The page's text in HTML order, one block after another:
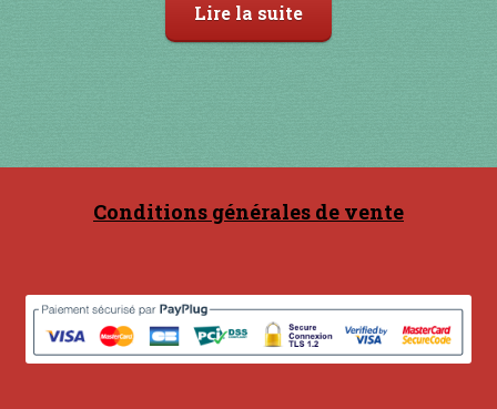
Lire la suite
Conditions générales de vente